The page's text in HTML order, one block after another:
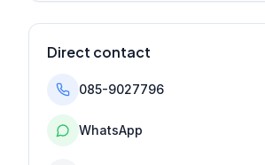
Direct contact
085-9027796
WhatsApp